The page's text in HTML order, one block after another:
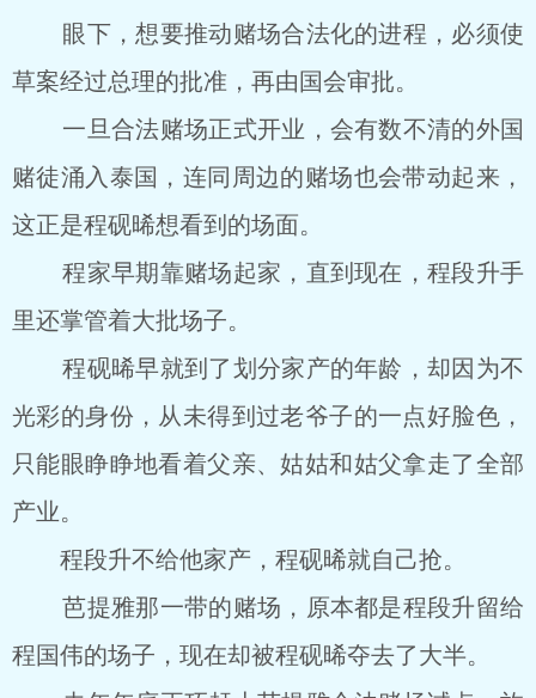
眼下，想要推动赌场合法化的进程，必须使
草案经过总理的批准，再由国会审批。
一旦合法赌场正式开业，会有数不清的外国
赌徒涌入泰国，连同周边的赌场也会带动起来，
这正是程砚晞想看到的场面。
程家早期靠赌场起家，直到现在，程段升手
里还掌管着大批场子。
程砚晞早就到了划分家产的年龄，却因为不
光彩的身份，从未得到过老爷子的一点好脸色，
只能眼睁睁地看着父亲、姑姑和姑父拿走了全部
产业。
程段升不给他家产，程砚晞就自己抢。
芭提雅那一带的赌场，原本都是程段升留给
程国伟的场子，现在却被程砚晞夺去了大半。